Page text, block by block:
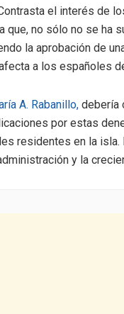
el interés de
que, no sólo no se ha
la aprobación de
a los españoles
A. Rabanillo, debería
por estas
residentes en la isla.
y la